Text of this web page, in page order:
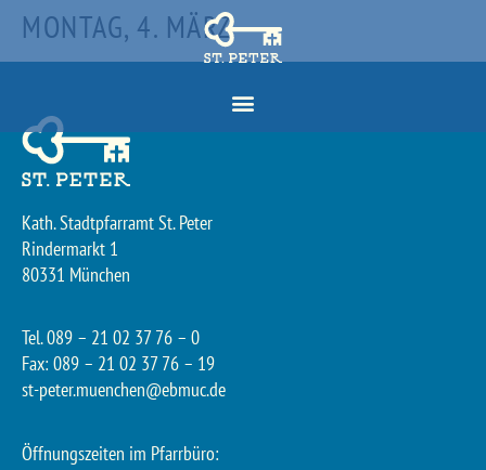
MONTAG, 4. MÄRZ
Kath. Stadtpfarramt St. Peter
Rindermarkt 1
80331 München
Tel. 089 – 21 02 37 76 – 0
Fax: 089 – 21 02 37 76 – 19
st-peter.muenchen@ebmuc.de
Öffnungszeiten im Pfarrbüro: